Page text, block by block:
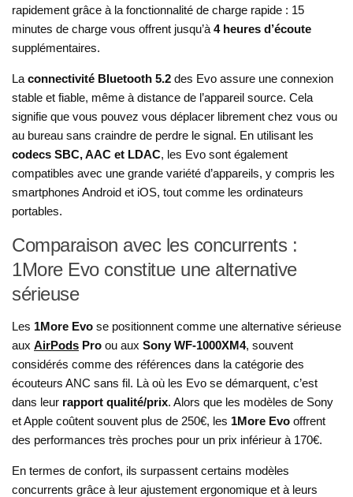
rapidement grâce à la fonctionnalité de charge rapide : 15
minutes de charge vous offrent jusqu’à 4 heures d’écoute
supplémentaires.
La connectivité Bluetooth 5.2 des Evo assure une connexion
stable et fiable, même à distance de l’appareil source. Cela
signifie que vous pouvez vous déplacer librement chez vous ou
au bureau sans craindre de perdre le signal. En utilisant les
codecs SBC, AAC et LDAC, les Evo sont également
compatibles avec une grande variété d’appareils, y compris les
smartphones Android et iOS, tout comme les ordinateurs
portables.
Comparaison avec les concurrents :
1More Evo constitue une alternative
sérieuse
Les 1More Evo se positionnent comme une alternative sérieuse
aux AirPods Pro ou aux Sony WF-1000XM4, souvent
considérés comme des références dans la catégorie des
écouteurs ANC sans fil. Là où les Evo se démarquent, c’est
dans leur rapport qualité/prix. Alors que les modèles de Sony
et Apple coûtent souvent plus de 250€, les 1More Evo offrent
des performances très proches pour un prix inférieur à 170€.
En termes de confort, ils surpassent certains modèles
concurrents grâce à leur ajustement ergonomique et à leurs